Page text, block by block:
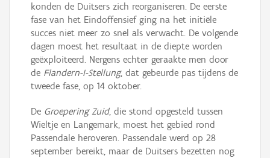
konden de Duitsers zich reorganiseren. De eerste
fase van het Eindoffensief ging na het initiële
succes niet meer zo snel als verwacht. De volgende
dagen moest het resultaat in de diepte worden
geëxploiteerd. Nergens echter geraakte men door
de Flandern-I-Stellung, dat gebeurde pas tijdens de
tweede fase, op 14 oktober.
De Groepering Zuid, die stond opgesteld tussen
Wieltje en Langemark, moest het gebied rond
Passendale heroveren. Passendale werd op 28
september bereikt, maar de Duitsers bezetten nog